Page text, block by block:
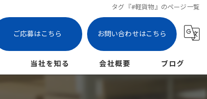
タグ『#軽貨物』のページ一覧
ご応募はこちら お問い合わせはこちら
当社を知る 会社概要 ブログ